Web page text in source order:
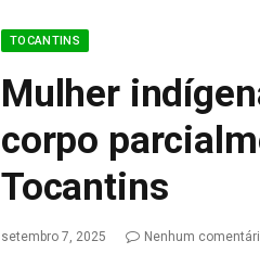
TOCANTINS
Mulher
corpo
Tocantins
setembro 7, 2025 Nenhum